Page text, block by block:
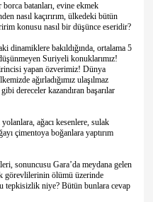
batanları, evine ekmek
nasıl kaçırırım, ülkedeki bütün
konusu nasıl bir düşünce eseridir?
dinamiklere bakıldığında, ortalama 5
Suriyeli konuklarımız!
yapan özverimiz! Dünya
ağırladığımız ulaşılmaz
dereceler kazandıran başarılar
ağacı kesenlere, sulak
çimentoya boğanlara yaptırım
sonuncusu Gara’da meydana gelen
görevlilerinin ölümü üzerinde
tepkisizlik niye? Bütün bunlara cevap